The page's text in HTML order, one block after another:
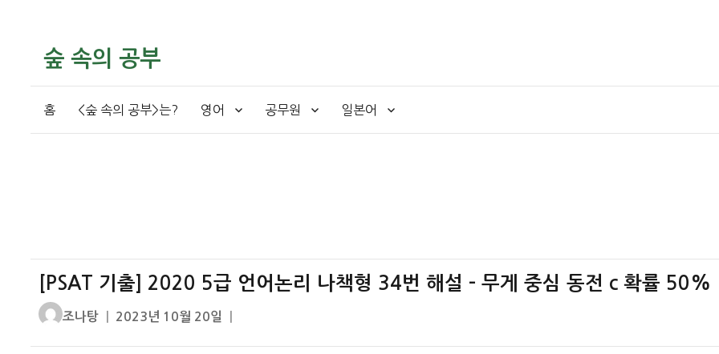
숲 속의 공부
홈 <숲 속의 공부>는? 영어 공무원 일본어
[PSAT 기출] 2020 5급 언어논리 나책형 34번 해설 – 무게 중심 동전 c 확률 50%
글
조나탕
작
2023년 10월 20일